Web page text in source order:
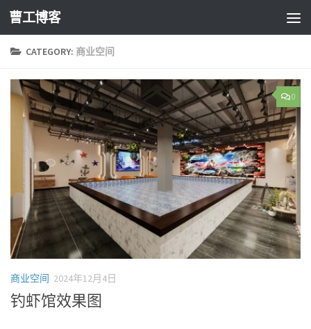
曹工博客
CATEGORY: 商业空间
0
商业空间 2024年12月4日
钓虾馆效果图